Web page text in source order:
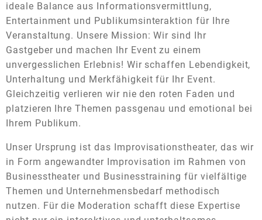
ideale Balance aus Informationsvermittlung,
Entertainment und Publikumsinteraktion für Ihre
Veranstaltung. Unsere Mission: Wir sind Ihr
Gastgeber und machen Ihr Event zu einem
unvergesslichen Erlebnis! Wir schaffen Lebendigkeit,
Unterhaltung und Merkfähigkeit für Ihr Event.
Gleichzeitig verlieren wir nie den roten Faden und
platzieren Ihre Themen passgenau und emotional bei
Ihrem Publikum.
Unser Ursprung ist das Improvisationstheater, das wir
in Form angewandter Improvisation im Rahmen von
Businesstheater und Businesstraining für vielfältige
Themen und Unternehmensbedarf methodisch
nutzen. Für die Moderation schafft diese Expertise